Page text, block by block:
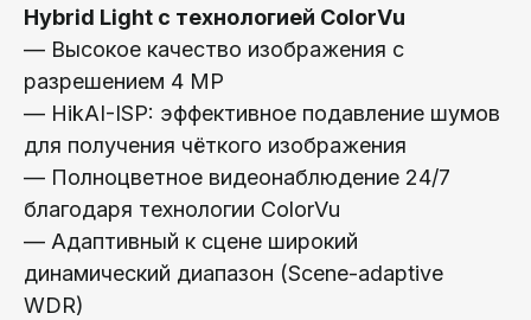
Hybrid Light с технологией ColorVu
— Высокое качество изображения с
разрешением 4 MP
— HikAI-ISP: эффективное подавление шумов
для получения чёткого изображения
— Полноцветное видеонаблюдение 24/7
благодаря технологии ColorVu
— Адаптивный к сцене широкий
динамический диапазон (Scene-adaptive
WDR)